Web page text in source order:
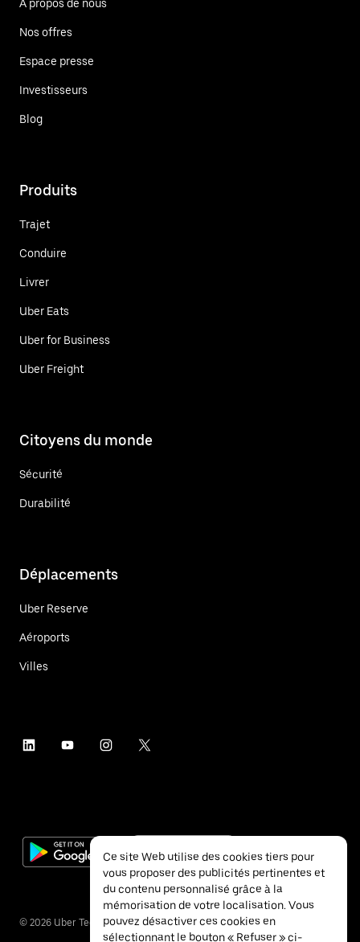
À propos de nous
Nos offres
Espace presse
Investisseurs
Blog
Produits
Trajet
Conduire
Livrer
Uber Eats
Uber for Business
Uber Freight
Citoyens du monde
Sécurité
Durabilité
Déplacements
Uber Reserve
Aéroports
Villes
© 2026 Uber Technologies Inc.
Ce site Web utilise des cookies tiers pour
vous proposer des publicités pertinentes et
du contenu personnalisé grâce à la
mémorisation de votre localisation. Vous
pouvez désactiver ces cookies en
sélectionnant le bouton « Refuser » ci-